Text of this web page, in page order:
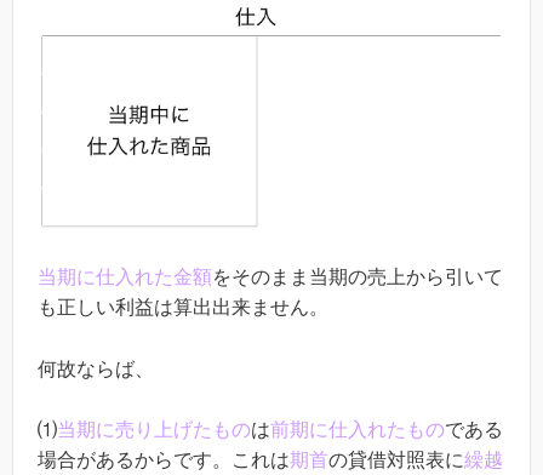
当期に仕入れた金額をそのまま当期の売上から引いて
も正しい利益は算出出来ません。
何故ならば、
⑴当期に売り上げたものは前期に仕入れたものである
場合があるからです。これは期首の貸借対照表に繰越